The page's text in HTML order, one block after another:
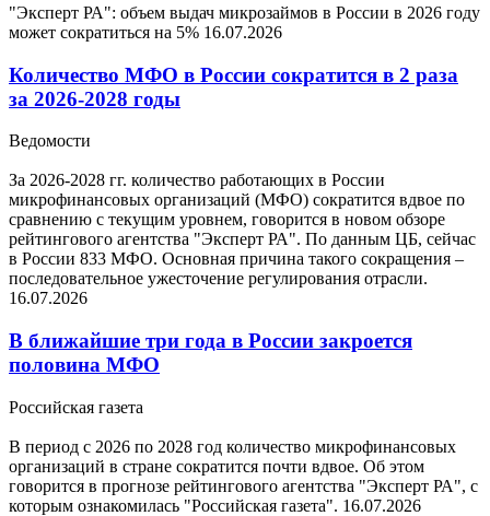
"Эксперт РА": объем выдач микрозаймов в России в 2026 году
может сократиться на 5% 16.07.2026
Количество МФО в России сократится в 2 раза
за 2026-2028 годы
Ведомости
За 2026-2028 гг. количество работающих в России
микрофинансовых организаций (МФО) сократится вдвое по
сравнению с текущим уровнем, говорится в новом обзоре
рейтингового агентства "Эксперт РА". По данным ЦБ, сейчас
в России 833 МФО. Основная причина такого сокращения –
последовательное ужесточение регулирования отрасли.
16.07.2026
В ближайшие три года в России закроется
половина МФО
Российская газета
В период с 2026 по 2028 год количество микрофинансовых
организаций в стране сократится почти вдвое. Об этом
говорится в прогнозе рейтингового агентства "Эксперт РА", с
которым ознакомилась "Российская газета". 16.07.2026